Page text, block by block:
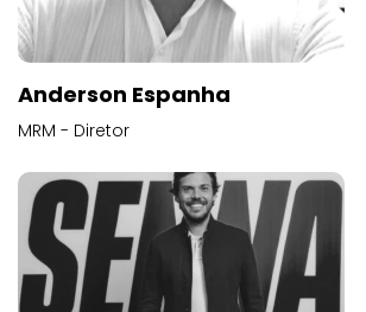
Anderson Espanha
MRM - Diretor